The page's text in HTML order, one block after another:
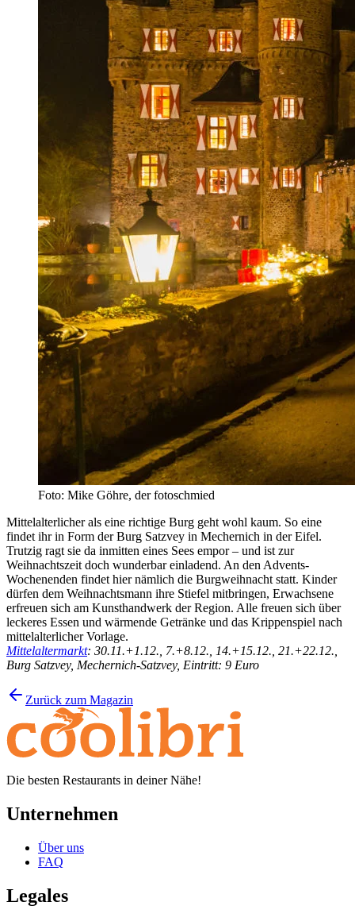
Foto: Mike Göhre, der fotoschmied
Mittelalterlicher als eine richtige Burg geht wohl kaum. So eine
findet ihr in Form der Burg Satzvey in Mechernich in der Eifel.
Trutzig ragt sie da inmitten eines Sees empor – und ist zur
Weihnachtszeit doch wunderbar einladend. An den Advents-
Wochenenden findet hier nämlich die Burgweihnacht statt. Kinder
dürfen dem Weihnachtsmann ihre Stiefel mitbringen, Erwachsene
erfreuen sich am Kunsthandwerk der Region. Alle freuen sich über
leckeres Essen und wärmende Getränke und das Krippenspiel nach
mittelalterlicher Vorlage.
Mittelaltermarkt: 30.11.+1.12., 7.+8.12., 14.+15.12., 21.+22.12.,
Burg Satzvey, Mechernich-Satzvey, Eintritt: 9 Euro
Zurück zum Magazin
Die besten Restaurants in deiner Nähe!
Unternehmen
Über uns
FAQ
Legales